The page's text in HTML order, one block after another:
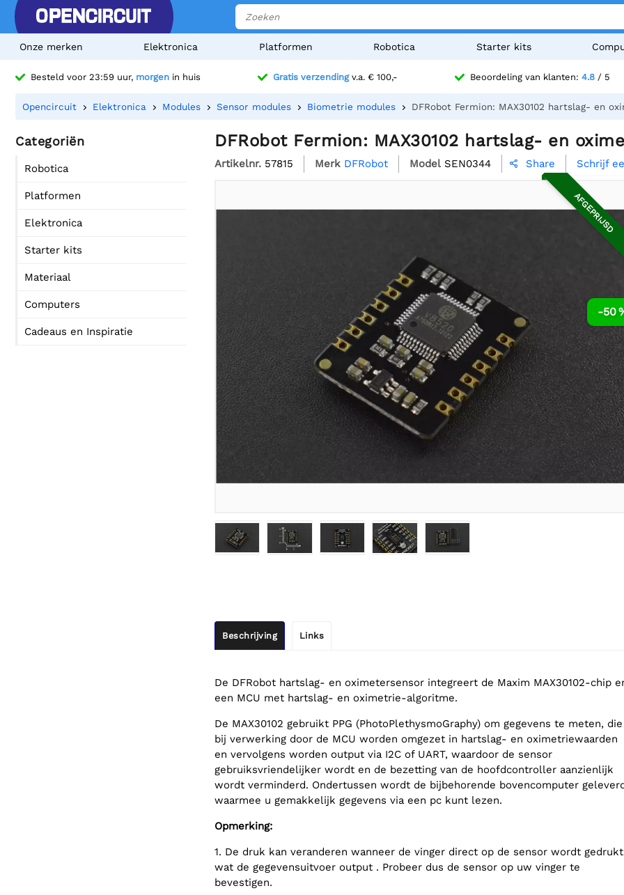
Onze merken Elektronica Platformen Robotica Starter kits
Besteld voor 23:59 uur, morgen in huis Gratis verzendingv.a. € 100,- Beoordeling van klanten: 4.8/ 5
Opencircuit Elektronica Modules Sensor modules Biometrie modules DFRobot Fermion: MAX30102 hartslag- en
Categoriën
Robotica
Platformen
Elektronica
Starter kits
Materiaal
Computers
Cadeaus en Inspiratie
DFRobot Fermion: MAX30102 hartslag- en
Artikelnr. 57815 Merk DFRobot Model SEN0344  Share Schrijf
-50
AFGEPRIJSD
Beschrijving Links
De DFRobot hartslag- en oximetersensor integreert de Maxim MAX30102-chip
een MCU met hartslag- en oximetrie-algoritme.
De MAX30102 gebruikt PPG (PhotoPlethysmoGraphy) om gegevens te meten, die
bij verwerking door de MCU worden omgezet in hartslag- en oximetriewaarden
en vervolgens worden output via I2C of UART, waardoor de sensor
gebruiksvriendelijker wordt en de bezetting van de hoofdcontroller aanzienlijk
wordt verminderd. Ondertussen wordt de bijbehorende bovencomputer
waarmee u gemakkelijk gegevens via een pc kunt lezen.
Opmerking:
1. De druk kan veranderen wanneer de vinger direct op de sensor wordt
wat de gegevensuitvoer output . Probeer dus de sensor op uw vinger te
bevestigen.